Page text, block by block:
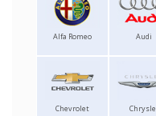
Alfa Romeo Audi
Chevrolet